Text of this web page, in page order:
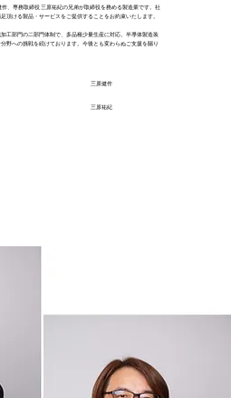
、専務取締役 三原祐紀の兄弟が取締役を務める製造業です。社
頂ける製品・サービスをご提供することをお約束いたします。
工部門の二部門体制で、多品種少量生産に対応。半導体製造装
野への挑戦を続けております。今後とも変わらぬご支援を賜り
三原健作
三原祐紀